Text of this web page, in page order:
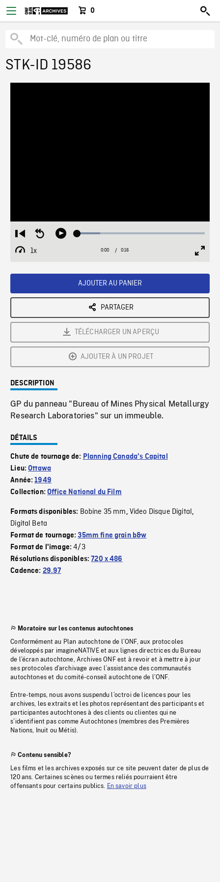
0
STK-ID 19586
Restart
from
beginning
Seek
Play Loaded:
1x
Playback
Current
0:00 / Duration
0:16
AJOUTER AU PANIER
PARTAGER
TÉLÉCHARGER UN APERÇU
AJOUTER À UN PROJET
DESCRIPTION
GP du panneau "Bureau of Mines Physical Metallurgy
Research Laboratories" sur un immeuble.
DÉTAILS
Chute de tournage de: Planning Canada's Capital
Lieu:Ottawa
Année:1949
Collection:Office National du Film
Formats disponibles: Bobine 35 mm, Video Disque Digital,
Digital Beta
Format de tournage:35mm fine grain b&w
Format de l'image:4/3
Résolutions disponibles:720 x 486
Cadence: 29.97
Moratoire sur les contenus autochtones
Conformément au Plan autochtone de l’ONF, aux protocoles
développés par imagineNATIVE et aux lignes directrices du Bureau
de l’écran autochtone, Archives ONF est à revoir et à mettre à jour
ses protocoles d’archivage avec l’assistance des communautés
autochtones et du comité-conseil autochtone de l’ONF.
Entre-temps, nous avons suspendu l’octroi de licences pour les
archives, les extraits et les photos représentant des participants et
participantes autochtones à des clients ou clientes qui ne
s’identifient pas comme Autochtones (membres des Premières
Nations, Inuit ou Métis).
Contenu sensible?
Les films et les archives exposés sur ce site peuvent dater de plus de
120 ans. Certaines scènes ou termes reliés pourraient être
offensants pour certains publics. En savoir plus